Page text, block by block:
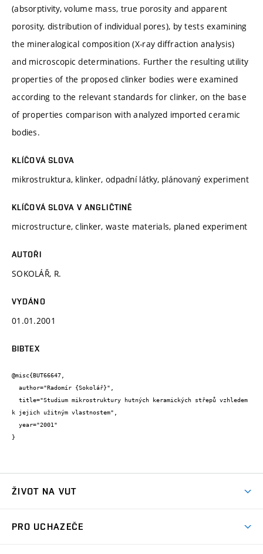
(absorptivity, volume mass, true porosity and apparent
porosity, distribution of individual pores), by tests examining
the mineralogical composition (X-ray diffraction analysis)
and microscopic determinations. Further the resulting utility
properties of the proposed clinker bodies were examined
according to the relevant standards for clinker, on the base
of properties comparison with analyzed imported ceramic
bodies.
KLÍČOVÁ SLOVA
mikrostruktura, klinker, odpadní látky, plánovaný experiment
KLÍČOVÁ SLOVA V ANGLIČTINĚ
microstructure, clinker, waste materials, planed experiment
AUTOŘI
SOKOLÁŘ, R.
VYDÁNO
01.01.2001
BIBTEX
@misc{BUT66647,
k jejich užitným vlastnostem",
}
ŽIVOT NA VUT
PRO UCHAZEČE